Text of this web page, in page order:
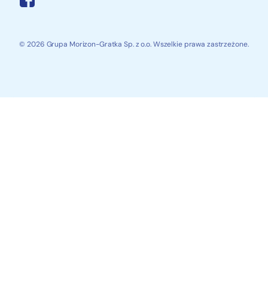
© 2026 Grupa Morizon-Gratka Sp. z o.o. Wszelkie prawa zastrzeżone.